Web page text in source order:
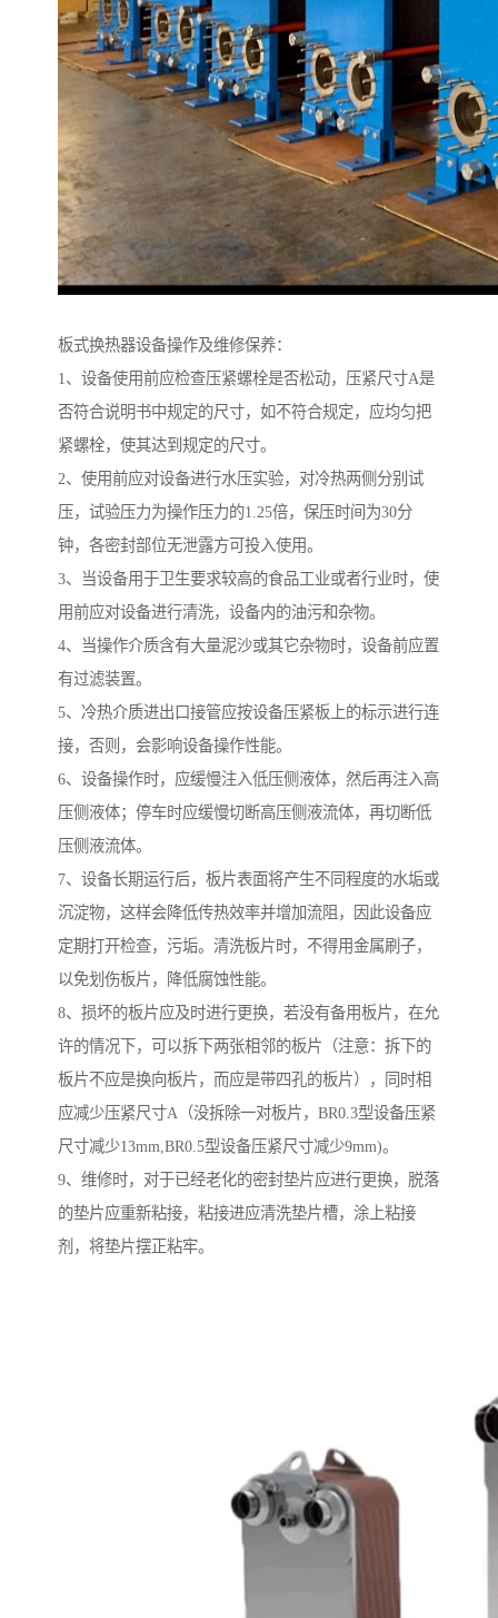
板式换热器设备操作及维修保养：
1、设备使用前应检查压紧螺栓是否松动，压紧尺寸A是
否符合说明书中规定的尺寸，如不符合规定，应均匀把
紧螺栓，使其达到规定的尺寸。
2、使用前应对设备进行水压实验，对冷热两侧分别试
压，试验压力为操作压力的1.25倍，保压时间为30分
钟，各密封部位无泄露方可投入使用。
3、当设备用于卫生要求较高的食品工业或者行业时，使
用前应对设备进行清洗，设备内的油污和杂物。
4、当操作介质含有大量泥沙或其它杂物时，设备前应置
有过滤装置。
5、冷热介质进出口接管应按设备压紧板上的标示进行连
接，否则，会影响设备操作性能。
6、设备操作时，应缓慢注入低压侧液体，然后再注入高
压侧液体；停车时应缓慢切断高压侧液流体，再切断低
压侧液流体。
7、设备长期运行后，板片表面将产生不同程度的水垢或
沉淀物，这样会降低传热效率并增加流阻，因此设备应
定期打开检查，污垢。清洗板片时，不得用金属刷子，
以免划伤板片，降低腐蚀性能。
8、损坏的板片应及时进行更换，若没有备用板片，在允
许的情况下，可以拆下两张相邻的板片（注意：拆下的
板片不应是换向板片，而应是带四孔的板片），同时相
应减少压紧尺寸A（没拆除一对板片，BR0.3型设备压紧
尺寸减少13mm,BR0.5型设备压紧尺寸减少9mm)。
9、维修时，对于已经老化的密封垫片应进行更换，脱落
的垫片应重新粘接，粘接进应清洗垫片槽，涂上粘接
剂，将垫片摆正粘牢。